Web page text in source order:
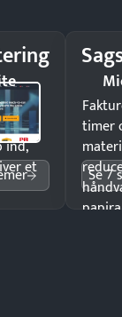
i
ind,
et
timer
Se 7